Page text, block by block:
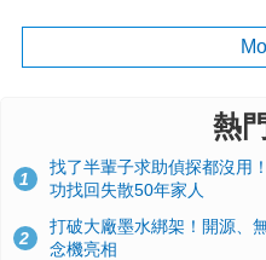
熱
1
找了半輩子求助偵探都沒用
功找回失散50年家人
2
打破大廠墨水綁架！開源、
念機亮相